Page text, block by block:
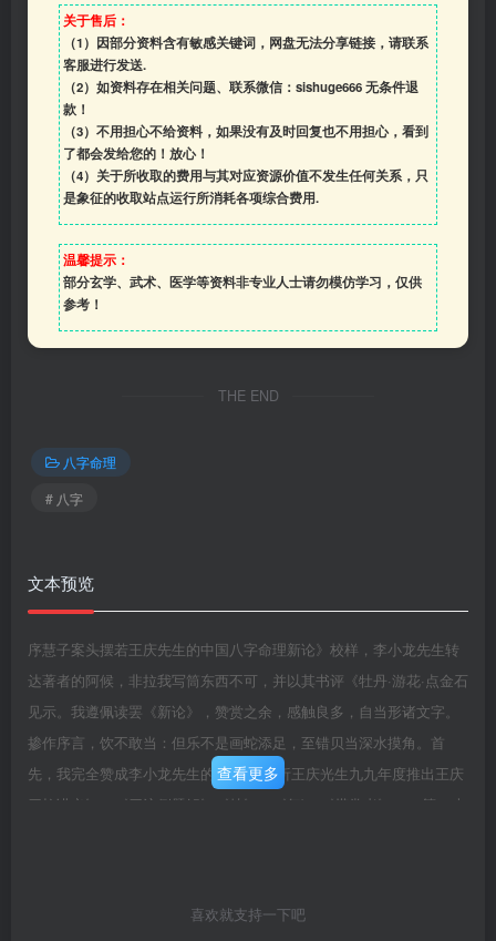
关于售后：
（1）因部分资料含有敏感关键词，网盘无法分享链接，请联系
客服进行发送.
（2）如资料存在相关问题、联系微信：sishuge666 无条件退
款！
（3） 不用担心不给资料，如果没有及时回复也不用担心，看到
了都会发给您的！放心！
（4） 关于所收取的费用与其对应资源价值不发生任何关系，只
是象征的收取站点运行所消耗各项综合费用.
温馨提示：
部分玄学、武术、医学等资料非专业人士请勿模仿学习，仅供
参考！
THE END
八字命理
# 八字
文本预览
序慧子案头摆若王庆先生的中国八字命理新论》校样，李小龙先生转
达著者的阿候，非拉我写筒东西不可，并以其书评《牡丹·游花·点金石
见示。我遵佩读罢《新论》，赞赏之余，感触良多，自当形诸文字。
掺作序言，饮不敢当：但乐不是画蛇添足，至错贝当深水摸角。首
先，我完全赞成李小龙先生的见解：“分析王庆光生九九年度推出王庆
四柱讲义》、《四注例题解》《特》，《气)、《搽常者》1一5等10本
粘烁的语言，说清了古往今来人们反复论说但未能彻底说清楚的许多
查看更多
喜欢就支持一下吧